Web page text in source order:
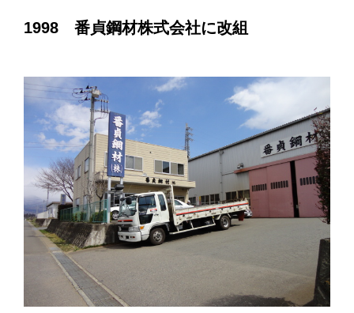
1998 番貞鋼材株式会社に改組